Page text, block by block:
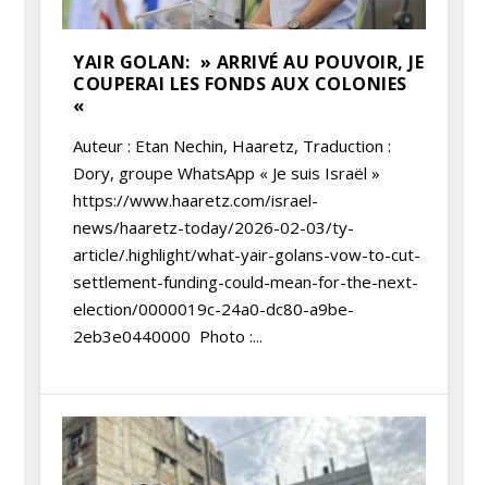
YAIR GOLAN: » ARRIVÉ AU POUVOIR, JE
COUPERAI LES FONDS AUX COLONIES
«
Auteur : Etan Nechin, Haaretz, Traduction :
Dory, groupe WhatsApp « Je suis Israël »
https://www.haaretz.com/israel-
news/haaretz-today/2026-02-03/ty-
article/.highlight/what-yair-golans-vow-to-cut-
settlement-funding-could-mean-for-the-next-
election/0000019c-24a0-dc80-a9be-
2eb3e0440000 Photo :...